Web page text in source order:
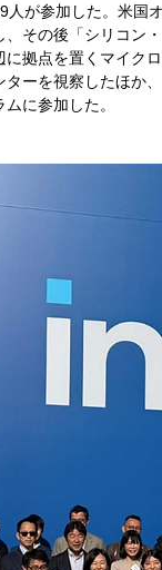
人が参加した。米国
その後「シリコン
拠点を置くマイク
ーを視察したほか
に参加した。